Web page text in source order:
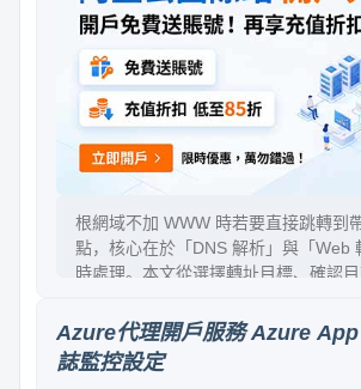
根網域不加 WWW 時若要直接跳轉到
點，核心在於「DNS 解析」與「Web
時處理。本文從選擇轉址目標、確認
端設定 301 永久轉址開始，並說明常
除錯方法與對 SEO 的影響，讓設定過
Azure代理開戶服務 Azure
誌監控設定